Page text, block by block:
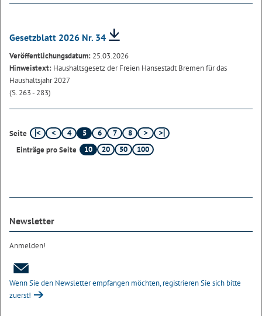
Gesetzblatt 2026 Nr. 34
Veröffentlichungsdatum: 25.03.2026
Hinweistext: Haushaltsgesetz der Freien Hansestadt Bremen für das
Haushaltsjahr 2027
(S. 263 - 283)
Seite 4 5 6 7
8
Einträge pro Seite
10 20 50 100
Newsletter
Anmelden!
Wenn Sie den Newsletter empfangen möchten, registrieren Sie sich bitte
zuerst!